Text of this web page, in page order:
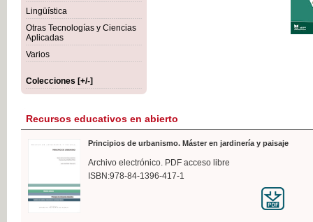
Lingüística
Otras Tecnologías y Ciencias
Aplicadas
Varios
Colecciones [+/-]
Recursos educativos en abierto
Principios de urbanismo. Máster en jardinería y paisaje
Archivo electrónico. PDF acceso libre
ISBN:978-84-1396-417-1